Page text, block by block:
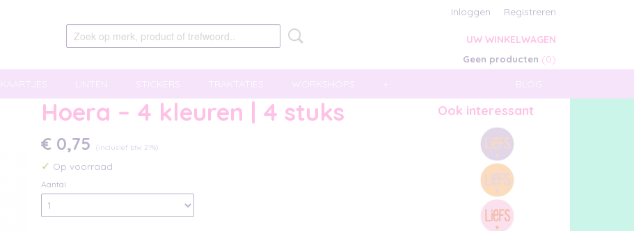
Inloggen Registreren
UW WINKELWAGEN
Geen producten (0)
BLOG
KAARTJES LINTEN STICKERS TRAKTATIES WORKSHOPS +
Hoera – 4 kleuren | 4 stuks
€ 0,75 (inclusief btw 21%)
✓ Op voorraad
Aantal
Ook interessant